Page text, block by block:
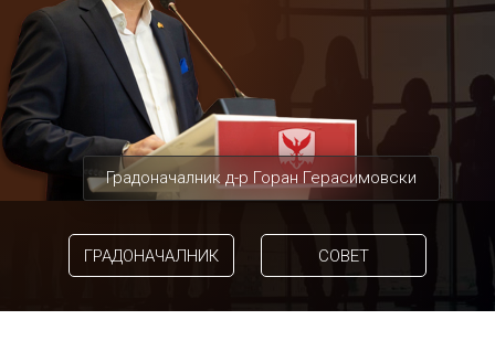
Градоначалник д-р Горан Герасимовски
ГРАДОНАЧАЛНИК СОВЕТ